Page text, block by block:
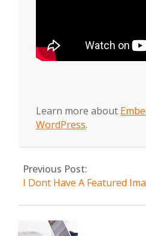
Learn more about
WordPress.
2018-
17
Previous Post:
I Dont Have A Featured